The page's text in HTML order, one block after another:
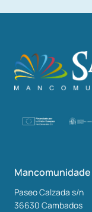
Paseo Calzada s/n
36630 Cambados